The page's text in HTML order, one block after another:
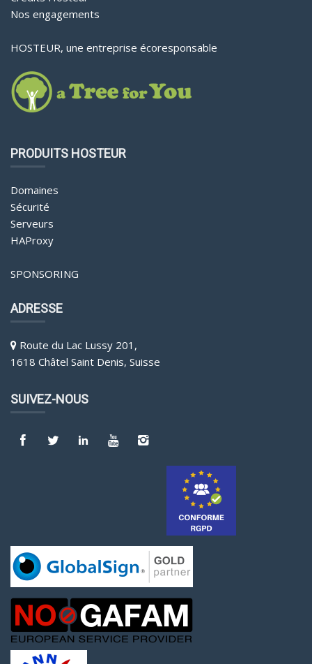
Nos engagements
HOSTEUR, une entreprise écoresponsable
PRODUITS HOSTEUR
Domaines
Sécurité
Serveurs
HAProxy
SPONSORING
ADRESSE
Route du Lac Lussy 201,
1618 Châtel Saint Denis, Suisse
SUIVEZ-NOUS